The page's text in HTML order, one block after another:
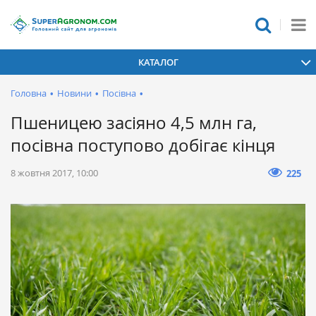
КАТАЛОГ
Головна • Новини • Посівна •
Пшеницею засіяно 4,5 млн га,
посівна поступово добігає кінця
8 жовтня 2017, 10:00 225